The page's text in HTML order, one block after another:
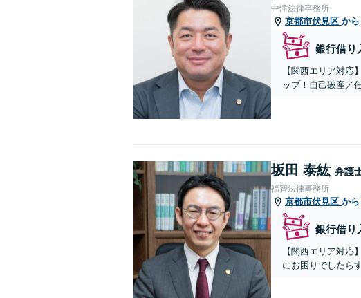
中津法律事務所
京都市伏見区 か
銀行借り
【関西エリア対
ップ！自己破産／
坂田 泰紘 弁護
福智法律事務所
京都市伏見区 か
銀行借り
【関西エリア対
にお困りでしたら